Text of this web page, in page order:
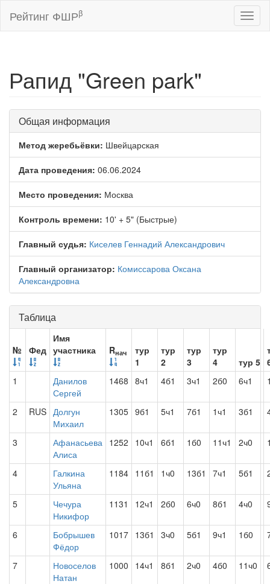
Рейтинг ФШРβ
Рапид "Green park"
Общая информация
Метод жеребьёвки: Швейцарская
Дата проведения: 06.06.2024
Место проведения: Москва
Контроль времени: 10' + 5" (Быстрые)
Главный судья: Киселев Геннадий Александрович
Главный организатор: Комиссарова Оксана
Александровна
Таблица
№ Фед
Имя
участника
Rнач
тур
1
тур
2
тур
3
тур
4
тур 5
1
Данилов
Сергей
1468 8ч1 4б1 3ч1 2б0 6ч1
2 RUS Долгун
Михаил
1305 9б1 5ч1 7б1 1ч1 3б1
3
Афанасьева
Алиса
1252 10ч1 6б1 1б0 11ч1 2ч0
4
Галкина
Ульяна
1184 11б1 1ч0 13б1 7ч1 5б1
5
Чечура
Никифор
1131 12ч1 2б0 6ч0 8б1 4ч0
6
Бобрышев
Фёдор
1017 13б1 3ч0 5б1 9ч1 1б0
7
Новоселов
Натан
1000 14ч1 8б1 2ч0 4б0 11ч0